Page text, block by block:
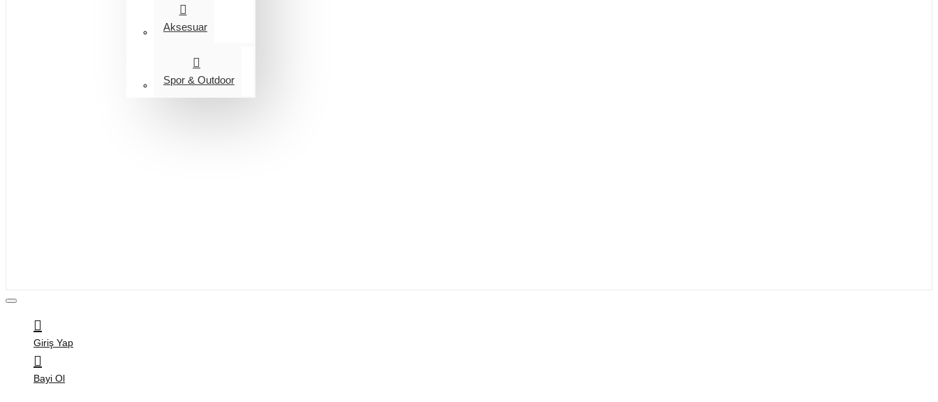
Aksesuar
Spor & Outdoor
Giriş Yap
Bayi Ol